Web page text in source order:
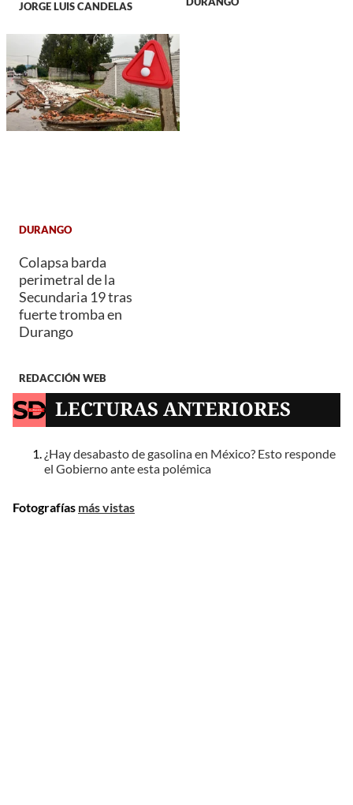
JORGE LUIS CANDELAS
DURANGO
Colapsa barda
perimetral de la
Secundaria 19 tras
fuerte tromba en
Durango
REDACCIÓN WEB
LECTURAS ANTERIORES
¿Hay desabasto de gasolina en México? Esto responde
el Gobierno ante esta polémica
Fotografías más vistas